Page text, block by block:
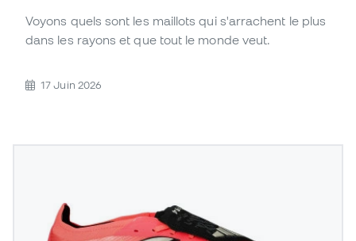
Voyons quels sont les maillots qui s'arrachent le plus
dans les rayons et que tout le monde veut.
17 Juin 2026